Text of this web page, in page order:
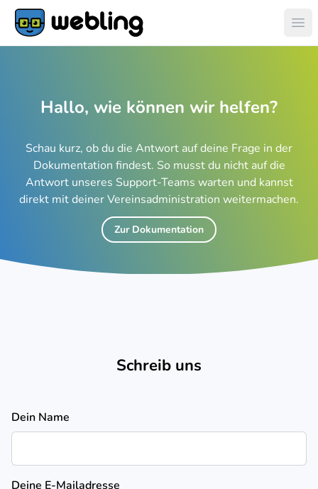
Hallo, wie können wir helfen?
Schau kurz, ob du die Antwort auf deine Frage in der
Dokumentation findest. So musst du nicht auf die
Antwort unseres Support-Teams warten und kannst
direkt mit deiner Vereinsadministration weitermachen.
Zur Dokumentation
Schreib uns
Dein Name
Deine E-Mailadresse